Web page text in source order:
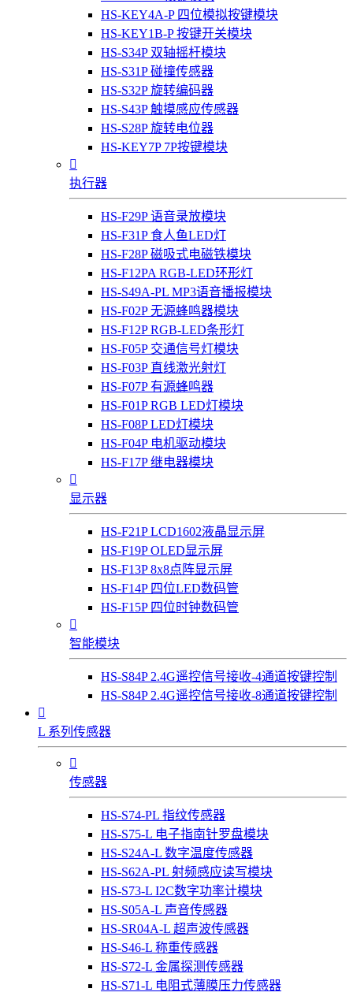
HS-KEY4A-P 四位模拟按键模块
HS-KEY1B-P 按键开关模块
HS-S34P 双轴摇杆模块
HS-S31P 碰撞传感器
HS-S32P 旋转编码器
HS-S43P 触摸感应传感器
HS-S28P 旋转电位器
HS-KEY7P 7P按键模块

执行器
HS-F29P 语音录放模块
HS-F31P 食人鱼LED灯
HS-F28P 磁吸式电磁铁模块
HS-F12PA RGB-LED环形灯
HS-S49A-PL MP3语音播报模块
HS-F02P 无源蜂鸣器模块
HS-F12P RGB-LED条形灯
HS-F05P 交通信号灯模块
HS-F03P 直线激光射灯
HS-F07P 有源蜂鸣器
HS-F01P RGB LED灯模块
HS-F08P LED灯模块
HS-F04P 电机驱动模块
HS-F17P 继电器模块

显示器
HS-F21P LCD1602液晶显示屏
HS-F19P OLED显示屏
HS-F13P 8x8点阵显示屏
HS-F14P 四位LED数码管
HS-F15P 四位时钟数码管

智能模块
HS-S84P 2.4G遥控信号接收-4通道按键控制
HS-S84P 2.4G遥控信号接收-8通道按键控制

L 系列传感器

传感器
HS-S74-PL 指纹传感器
HS-S75-L 电子指南针罗盘模块
HS-S24A-L 数字温度传感器
HS-S62A-PL 射频感应读写模块
HS-S73-L I2C数字功率计模块
HS-S05A-L 声音传感器
HS-SR04A-L 超声波传感器
HS-S46-L 称重传感器
HS-S72-L 金属探测传感器
HS-S71-L 电阻式薄膜压力传感器